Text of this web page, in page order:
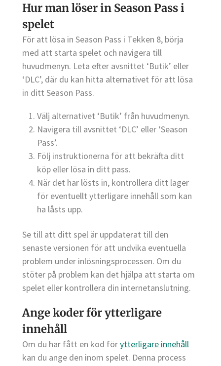
Hur man löser in Season Pass i
spelet
För att lösa in Season Pass i Tekken 8, börja
med att starta spelet och navigera till
huvudmenyn. Leta efter avsnittet ‘Butik’ eller
‘DLC’, där du kan hitta alternativet för att lösa
in ditt Season Pass.
Välj alternativet ‘Butik’ från huvudmenyn.
Navigera till avsnittet ‘DLC’ eller ‘Season
Pass’.
Följ instruktionerna för att bekräfta ditt
köp eller lösa in ditt pass.
När det har lösts in, kontrollera ditt lager
för eventuellt ytterligare innehåll som kan
ha låsts upp.
Se till att ditt spel är uppdaterat till den
senaste versionen för att undvika eventuella
problem under inlösningsprocessen. Om du
stöter på problem kan det hjälpa att starta om
spelet eller kontrollera din internetanslutning.
Ange koder för ytterligare
innehåll
Om du har fått en kod förytterligare innehåll
kan du ange den inom spelet. Denna process